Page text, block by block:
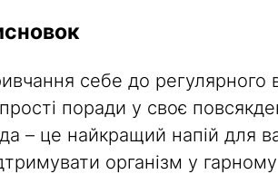
себе до регулярного
прості поради у своє
– це найкращий напій для
організм у